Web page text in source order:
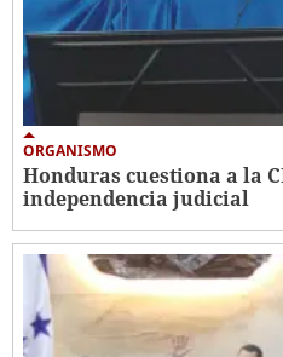
ORGANISMO
Honduras cuestiona a la
independencia judicial